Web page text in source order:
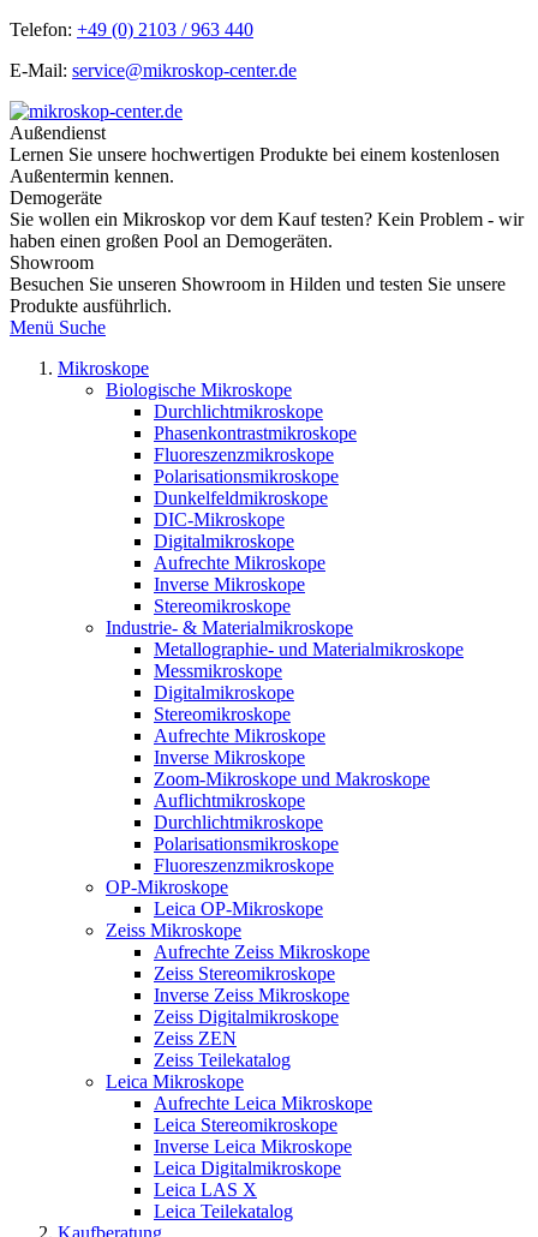
Telefon: +49 (0) 2103 / 963 440
E-Mail: service@mikroskop-center.de
Außendienst
Lernen Sie unsere hochwertigen Produkte bei einem kostenlosen
Außentermin kennen.
Demogeräte
Sie wollen ein Mikroskop vor dem Kauf testen? Kein Problem - wir
haben einen großen Pool an Demogeräten.
Showroom
Besuchen Sie unseren Showroom in Hilden und testen Sie unsere
Produkte ausführlich.
Menü Suche
Mikroskope
Biologische Mikroskope
Durchlichtmikroskope
Phasenkontrastmikroskope
Fluoreszenzmikroskope
Polarisationsmikroskope
Dunkelfeldmikroskope
DIC-Mikroskope
Digitalmikroskope
Aufrechte Mikroskope
Inverse Mikroskope
Stereomikroskope
Industrie- & Materialmikroskope
Metallographie- und Materialmikroskope
Messmikroskope
Digitalmikroskope
Stereomikroskope
Aufrechte Mikroskope
Inverse Mikroskope
Zoom-Mikroskope und Makroskope
Auflichtmikroskope
Durchlichtmikroskope
Polarisationsmikroskope
Fluoreszenzmikroskope
OP-Mikroskope
Leica OP-Mikroskope
Zeiss Mikroskope
Aufrechte Zeiss Mikroskope
Zeiss Stereomikroskope
Inverse Zeiss Mikroskope
Zeiss Digitalmikroskope
Zeiss ZEN
Zeiss Teilekatalog
Leica Mikroskope
Aufrechte Leica Mikroskope
Leica Stereomikroskope
Inverse Leica Mikroskope
Leica Digitalmikroskope
Leica LAS X
Leica Teilekatalog
Kaufberatung